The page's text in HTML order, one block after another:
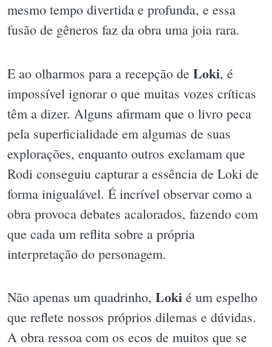
mesmo tempo divertida e profunda, e essa
fusão de gêneros faz da obra uma joia rara.
E ao olharmos para a recepção de Loki, é
impossível ignorar o que muitas vozes críticas
têm a dizer. Alguns afirmam que o livro peca
pela superficialidade em algumas de suas
explorações, enquanto outros exclamam que
Rodi conseguiu capturar a essência de Loki de
forma inigualável. É incrível observar como a
obra provoca debates acalorados, fazendo com
que cada um reflita sobre a própria
interpretação do personagem.
Não apenas um quadrinho, Loki é um espelho
que reflete nossos próprios dilemas e dúvidas.
A obra ressoa com os ecos de muitos que se